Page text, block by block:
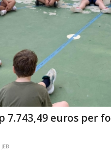
7.743,49 euros per
JEB